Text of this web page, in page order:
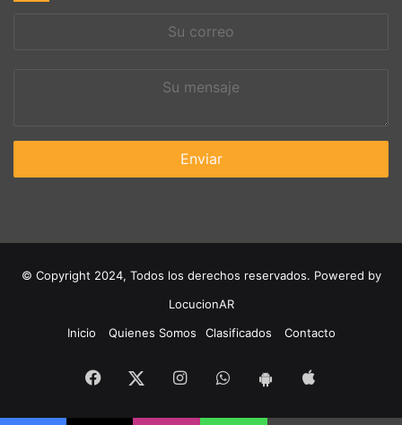
© Copyright 2024, Todos los derechos reservados. Powered by
LocucionAR
Inicio
Quienes Somos Clasificados Contacto
Facebook
TwitterInstagramWhatsapp
iOS